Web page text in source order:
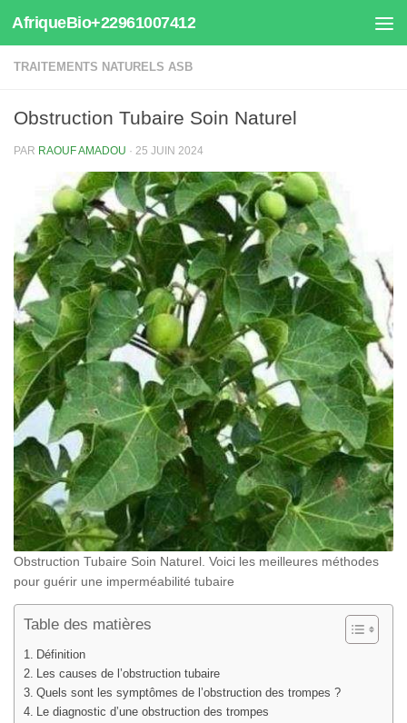
Au dessous du contenu
AfriqueBio+22961007412
TRAITEMENTS NATURELS ASB
Obstruction Tubaire Soin Naturel
PAR RAOUF AMADOU · 25 JUIN 2024
Obstruction Tubaire Soin Naturel. Voici les meilleures méthodes
pour guérir une imperméabilité tubaire
Table des matières
Définition
Les causes de l’obstruction tubaire
Quels sont les symptômes de l’obstruction des trompes ?
Le diagnostic d’une obstruction des trompes